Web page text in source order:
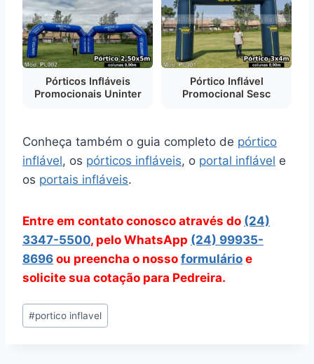
Pórticos Infláveis
Promocionais Uninter
Pórtico Inflável
Promocional Sesc
Conheça também o guia completo de pórtico
inflável, os pórticos infláveis, o portal inflável e
os portais infláveis.
Entre em contato conosco através do (24)
3347-5500, pelo WhatsApp (24) 99935-
8696 ou preencha o nosso formulário e
solicite sua cotação para Pedreira.
Tags
do
#portico inflavel